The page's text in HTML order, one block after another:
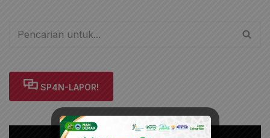
SP4N-LAPOR!